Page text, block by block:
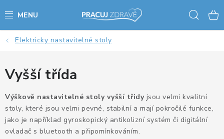
na
AKCE - SLEVY - VÝPRODEJ
STOLY A ŽIDLE
VÝŠKOVĚ NASTAVITELNÉ STOLY
KANCELÁŘSKÉ PSACÍ STOLY
Elektricky nastavitelné stoly
Vyšší třída
Výškově nastavitelné stoly vyšší třidyjsou velmi kvalitní
stoly, které jsou velmi pevné, stabilní a mají pokročilé funkce,
jako je například gyroskopický antikolizní systém či digitální
ovladač s bluetooth a připomínkováním.